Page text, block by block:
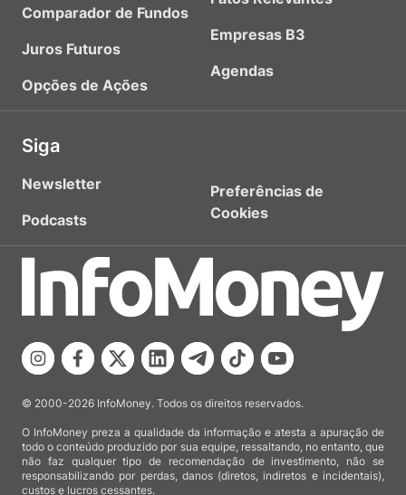
Comparador de Fundos
Juros Futuros
Opções de Ações
Empresas B3
Agendas
Siga
Newsletter
Podcasts
Preferências de
Cookies
© 2000-2026 InfoMoney. Todos os direitos reservados.
O InfoMoney preza a qualidade da informação e atesta a apuração de
todo o conteúdo produzido por sua equipe, ressaltando, no entanto, que
não faz qualquer tipo de recomendação de investimento, não se
responsabilizando por perdas, danos (diretos, indiretos e incidentais),
custos e lucros cessantes.